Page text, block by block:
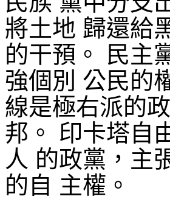
將土地 歸還給
的干預。 民主
強個別 公民的
線是極右派的
邦。 印卡塔自
人 的政黨，主
的自 主權。